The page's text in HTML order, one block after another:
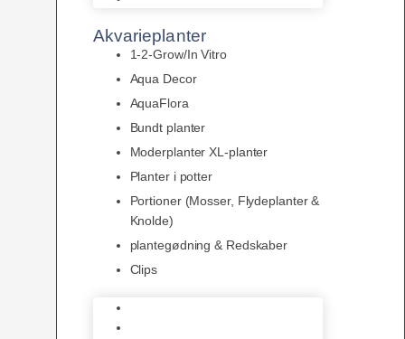
Akvarieplanter
1-2-Grow/In Vitro
Aqua Decor
AquaFlora
Bundt planter
Moderplanter XL-planter
Planter i potter
Portioner (Mosser, Flydeplanter &
Knolde)
plantegødning & Redskaber
Clips